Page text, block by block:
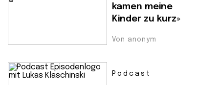
kamen meine
Kinder zu kurz»
Von anonym
Podcast